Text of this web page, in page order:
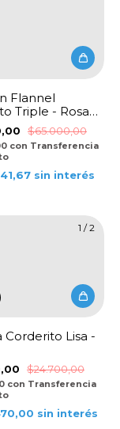
Flannel
Triple - Rosa
$65.000,00
con Transferencia
sin interés
1 /2
Corderito Lisa -
$24.700,00
con Transferencia
sin interés